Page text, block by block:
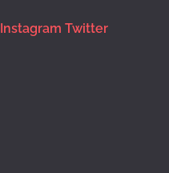
Instagram Twitter